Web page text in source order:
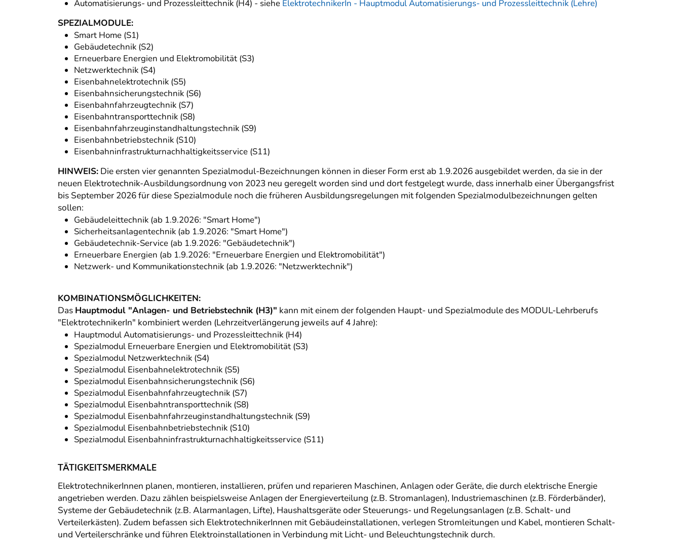
Automatisierungs- und Prozessleittechnik (H4) - siehe ElektrotechnikerIn - Hauptmodul Automatisierungs- und Prozessleittechnik (Lehre)
SPEZIALMODULE:
Smart Home (S1)
Gebäudetechnik (S2)
Erneuerbare Energien und Elektromobilität (S3)
Netzwerktechnik (S4)
Eisenbahnelektrotechnik (S5)
Eisenbahnsicherungstechnik (S6)
Eisenbahnfahrzeugtechnik (S7)
Eisenbahntransporttechnik (S8)
Eisenbahnfahrzeuginstandhaltungstechnik (S9)
Eisenbahnbetriebstechnik (S10)
Eisenbahninfrastrukturnachhaltigkeitsservice (S11)
HINWEIS: Die ersten vier genannten Spezialmodul-Bezeichnungen können in dieser Form erst ab 1.9.2026 ausgebildet werden, da sie in der
neuen Elektrotechnik-Ausbildungsordnung von 2023 neu geregelt worden sind und dort festgelegt wurde, dass innerhalb einer Übergangsfrist
bis September 2026 für diese Spezialmodule noch die früheren Ausbildungsregelungen mit folgenden Spezialmodulbezeichnungen gelten
sollen:
Gebäudeleittechnik (ab 1.9.2026: "Smart Home")
Sicherheitsanlagentechnik (ab 1.9.2026: "Smart Home")
Gebäudetechnik-Service (ab 1.9.2026: "Gebäudetechnik")
Erneuerbare Energien (ab 1.9.2026: "Erneuerbare Energien und Elektromobilität")
Netzwerk- und Kommunikationstechnik (ab 1.9.2026: "Netzwerktechnik")
KOMBINATIONSMÖGLICHKEITEN:
Das Hauptmodul "Anlagen- und Betriebstechnik (H3)" kann mit einem der folgenden Haupt- und Spezialmodule des MODUL-Lehrberufs
"ElektrotechnikerIn" kombiniert werden (Lehrzeitverlängerung jeweils auf 4 Jahre):
Hauptmodul Automatisierungs- und Prozessleittechnik (H4)
Spezialmodul Erneuerbare Energien und Elektromobilität (S3)
Spezialmodul Netzwerktechnik (S4)
Spezialmodul Eisenbahnelektrotechnik (S5)
Spezialmodul Eisenbahnsicherungstechnik (S6)
Spezialmodul Eisenbahnfahrzeugtechnik (S7)
Spezialmodul Eisenbahntransporttechnik (S8)
Spezialmodul Eisenbahnfahrzeuginstandhaltungstechnik (S9)
Spezialmodul Eisenbahnbetriebstechnik (S10)
Spezialmodul Eisenbahninfrastrukturnachhaltigkeitsservice (S11)
TÄTIGKEITSMERKMALE
ElektrotechnikerInnen planen, montieren, installieren, prüfen und reparieren Maschinen, Anlagen oder Geräte, die durch elektrische Energie
angetrieben werden. Dazu zählen beispielsweise Anlagen der Energieverteilung (z.B. Stromanlagen), Industriemaschinen (z.B. Förderbänder),
Systeme der Gebäudetechnik (z.B. Alarmanlagen, Lifte), Haushaltsgeräte oder Steuerungs- und Regelungsanlagen (z.B. Schalt- und
Verteilerkästen). Zudem befassen sich ElektrotechnikerInnen mit Gebäudeinstallationen, verlegen Stromleitungen und Kabel, montieren Schalt-
und Verteilerschränke und führen Elektroinstallationen in Verbindung mit Licht- und Beleuchtungstechnik durch.